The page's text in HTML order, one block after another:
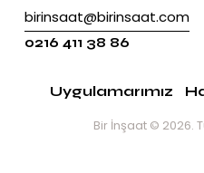
birinsaat@birinsaat.com
0216 411 38 86
Uygulamarımız
Bir İnşaat© 2026.